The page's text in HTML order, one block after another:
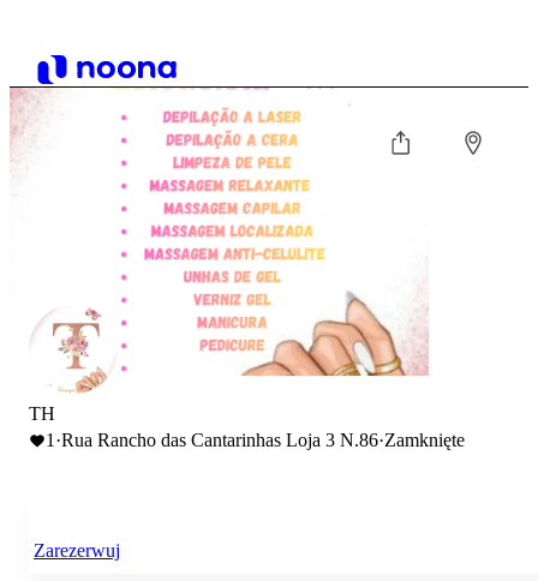
TH
1 ·Rua Rancho das Cantarinhas Loja 3 N.86·Zamknięte
Zarezerwuj